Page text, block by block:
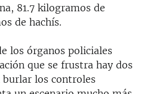
81.7 kilogramos de
de hachís.
los órganos policiales
que se frustra hay dos
burlar los controles